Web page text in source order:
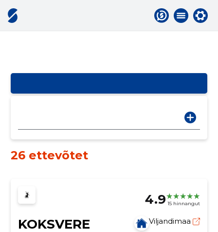
26 ettevõtet
4.9 15 hinnangut
KOKSVERE
Viljandimaa